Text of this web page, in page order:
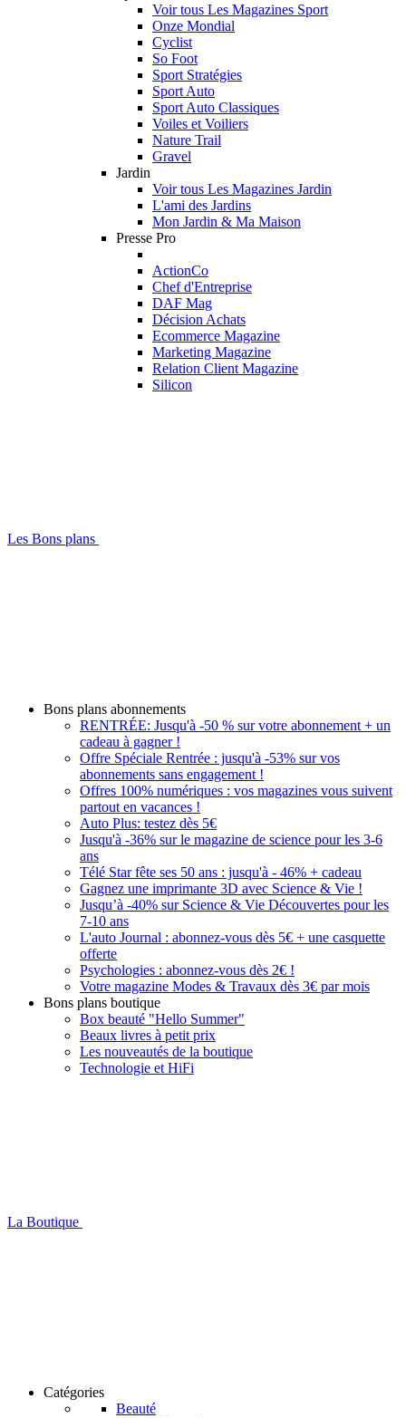
Voir tous Les Magazines Sport
Onze Mondial
Cyclist
So Foot
Sport Stratégies
Sport Auto
Sport Auto Classiques
Voiles et Voiliers
Nature Trail
Gravel
Jardin
Voir tous Les Magazines Jardin
L'ami des Jardins
Mon Jardin & Ma Maison
Presse Pro
ActionCo
Chef d'Entreprise
DAF Mag
Décision Achats
Ecommerce Magazine
Marketing Magazine
Relation Client Magazine
Silicon
Les Bons plans
Bons plans abonnements
RENTRÉE: Jusqu'à -50 % sur votre abonnement + un
cadeau à gagner !
Offre Spéciale Rentrée : jusqu'à -53% sur vos
abonnements sans engagement !
Offres 100% numériques : vos magazines vous suivent
partout en vacances !
Auto Plus: testez dès 5€
Jusqu'à -36% sur le magazine de science pour les 3-6
ans
Télé Star fête ses 50 ans : jusqu'à - 46% + cadeau
Gagnez une imprimante 3D avec Science & Vie !
Jusqu’à -40% sur Science & Vie Découvertes pour les
7-10 ans
L'auto Journal : abonnez-vous dès 5€ + une casquette
offerte
Psychologies : abonnez-vous dès 2€ !
Votre magazine Modes & Travaux dès 3€ par mois
Bons plans boutique
Box beauté "Hello Summer"
Beaux livres à petit prix
Les nouveautés de la boutique
Technologie et HiFi
La Boutique
Catégories
Beauté